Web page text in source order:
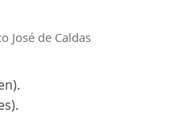
José de Caldas